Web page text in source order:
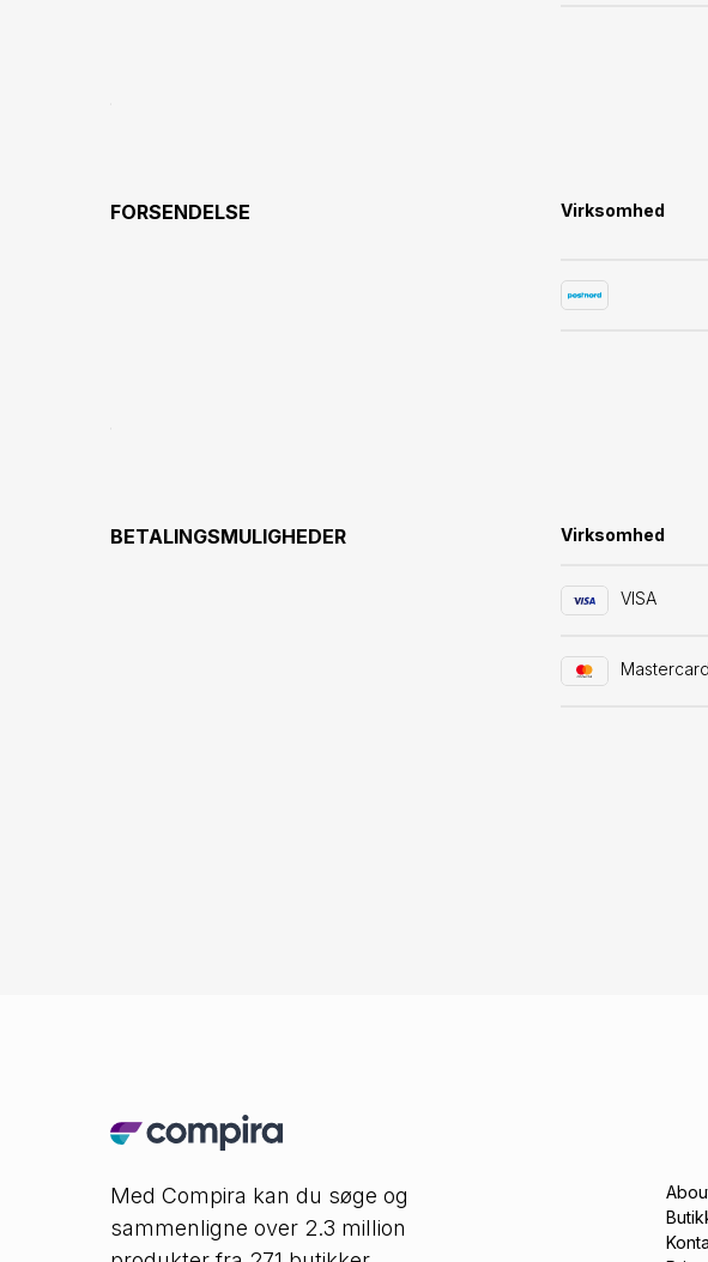
FORSENDELSE Virksomhed
BETALINGSMULIGHEDER Virksomhed
VISA
Mastercard
Med Compira kan du søge og
sammenligne over 2.3 million